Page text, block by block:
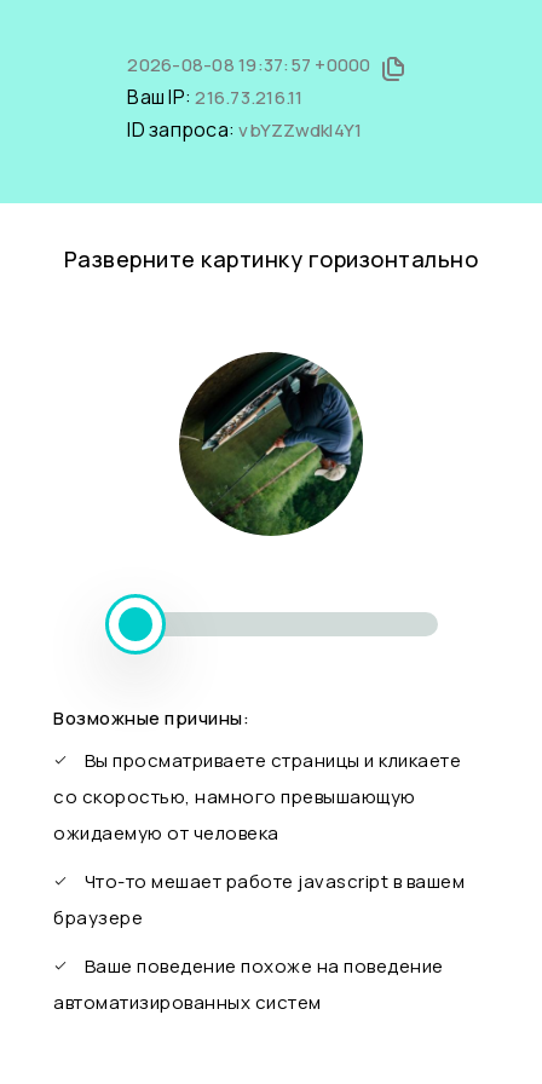
2026-08-08 19:37:57 +0000
Ваш IP:216.73.216.11
ID запроса:vbYZZwdkI4Y1
Разверните картинку горизонтально
Возможные причины:
Вы просматриваете страницы и кликаете
со скоростью, намного превышающую
ожидаемую от человека
Что-то мешает работе javascript в вашем
браузере
Ваше поведение похоже на поведение
автоматизированных систем